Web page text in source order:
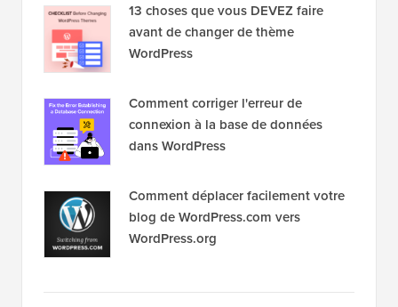
13 choses que vous DEVEZ faire
avant de changer de thème
WordPress
Comment corriger l'erreur de
connexion à la base de données
dans WordPress
Comment déplacer facilement votre
blog de WordPress.com vers
WordPress.org